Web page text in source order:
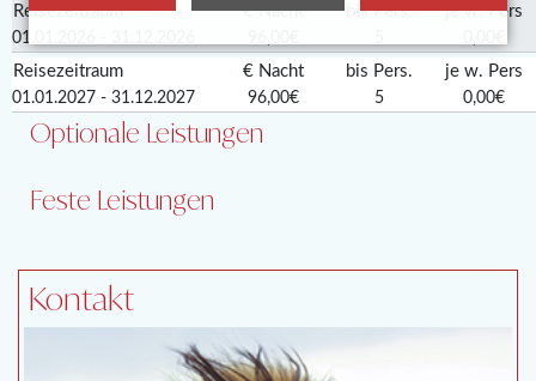
Reisezeitraum € Nacht bis Pers. je w. Pers
01.01.2026 - 31.12.2026
Reisezeitraum € Nacht bis Pers. je w. Pers
01.01.2027 - 31.12.2027 96,00€ 5 0,00€
Optionale Leistungen
Feste Leistungen
Kontakt